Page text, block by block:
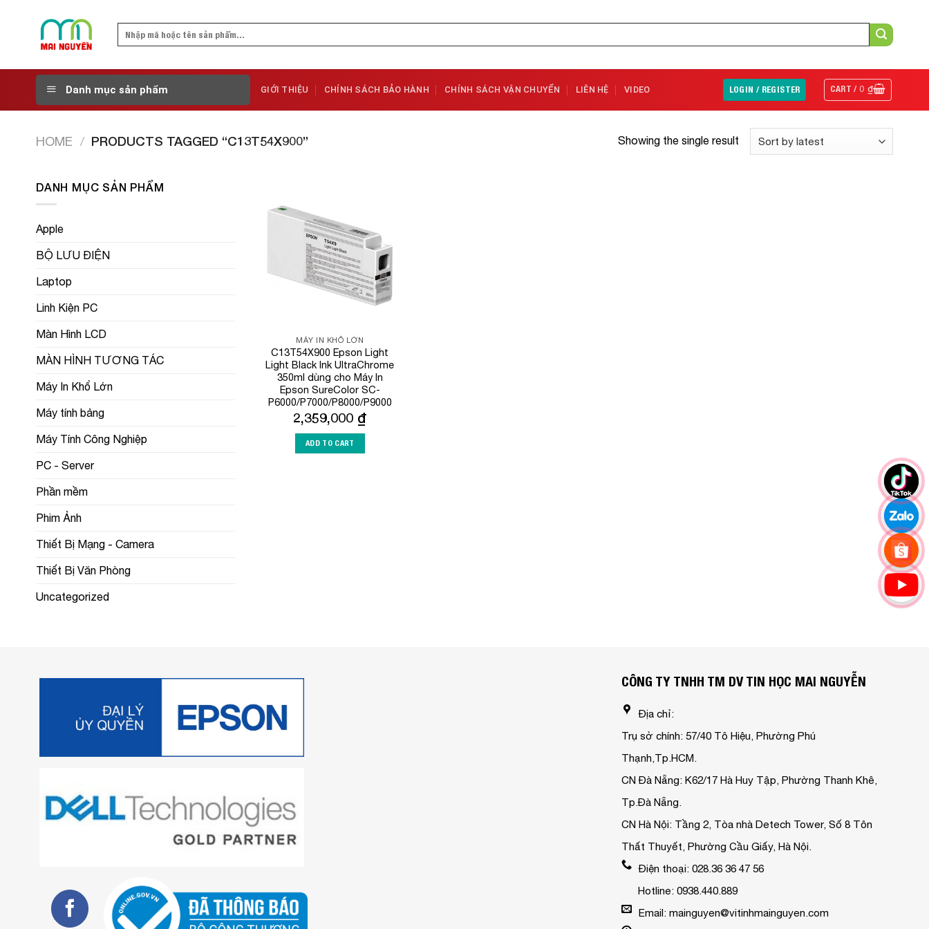
Search
Danh mục sản phẩm GIỚI THIỆU CHÍNH SÁCH BẢO HÀNH CHÍNH SÁCH VẬN CHUYỂN LIÊN HỆ VIDEO LOGIN / REGISTER CART /0₫
HOME / PRODUCTS TAGGED “C13T54X900” Showing the single result
DANH MỤC SẢN PHẨM
Apple
BỘ LƯU ĐIỆN
Laptop
Linh Kiện PC
Màn Hình LCD
MÀN HÌNH TƯƠNG TÁC
Máy In Khổ Lớn
Máy tính bảng
Máy Tính Công Nghiệp
PC - Server
Phần mềm
Phim Ảnh
Thiết Bị Mạng - Camera
Thiết Bị Văn Phòng
Uncategorized
MÁY IN KHỔ LỚN
C13T54X900 Epson Light
Light Black Ink UltraChrome
350ml dùng cho Máy In
Epson SureColor SC-
P6000/P7000/P8000/P9000
2,359,000 ₫
ADD TO CART
CÔNG TY TNHH TM DV TIN HỌC MAI NGUYỄN
Địa chỉ:
Trụ sở chính: 57/40 Tô Hiệu, Phường Phú
Thạnh,Tp.HCM.
CN Đà Nẵng: K62/17 Hà Huy Tập, Phường Thanh Khê,
Tp.Đà Nẵng.
CN Hà Nội: Tầng 2, Tòa nhà Detech Tower, Số 8 Tôn
Thất Thuyết, Phường Cầu Giấy, Hà Nội.
Điện thoại: 028.36 36 47 56
Hotline: 0938.440.889
Email: mainguyen@vitinhmainguyen.com